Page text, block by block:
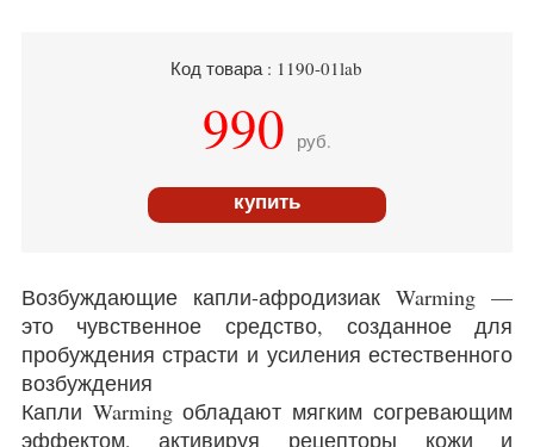
Код товара : 1190-01lab
990 руб.
купить
Возбуждающие капли-афродизиак Warming —
это чувственное средство, созданное для
пробуждения страсти и усиления естественного
возбуждения
Капли Warming обладают мягким согревающим
эффектом, активируя рецепторы кожи и